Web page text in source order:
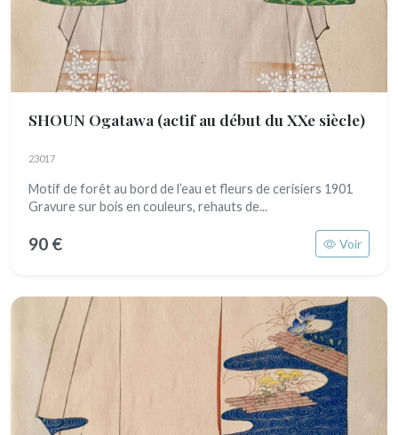
SHOUN Ogatawa (actif au début du XXe siècle)
23017
Motif de forêt au bord de l’eau et fleurs de cerisiers 1901
Gravure sur bois en couleurs, rehauts de...
90 € Voir